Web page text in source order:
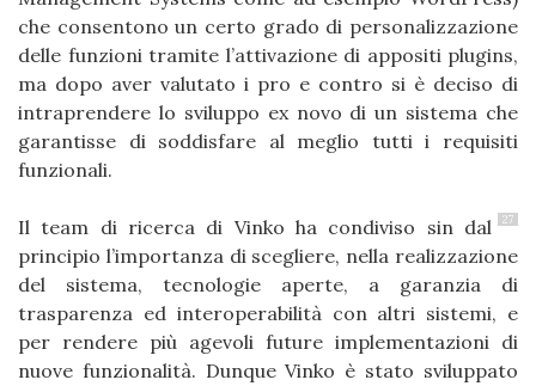
che consentono un certo grado di personalizzazione
delle funzioni tramite l’attivazione di appositi plugins,
ma dopo aver valutato i pro e contro si è deciso di
intraprendere lo sviluppo ex novo di un sistema che
garantisse di soddisfare al meglio tutti i requisiti
funzionali.
27
Il team di ricerca di Vinko ha condiviso sin dal
principio l’importanza di scegliere, nella realizzazione
del sistema, tecnologie aperte, a garanzia di
trasparenza ed interoperabilità con altri sistemi, e
per rendere più agevoli future implementazioni di
nuove funzionalità. Dunque Vinko è stato sviluppato